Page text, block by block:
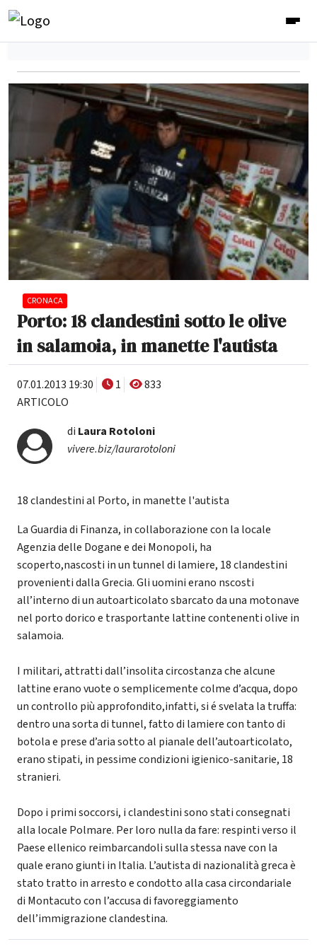
CRONACA
Porto: 18 clandestini sotto le olive
in salamoia, in manette l'autista
07.01.2013 19:30 1
833
ARTICOLO
di Laura Rotoloni
vivere.biz/laurarotoloni
18 clandestini al Porto, in manette l'autista
La Guardia di Finanza, in collaborazione con la locale
Agenzia delle Dogane e dei Monopoli, ha
scoperto,nascosti in un tunnel di lamiere, 18 clandestini
provenienti dalla Grecia. Gli uomini erano nscosti
all’interno di un autoarticolato sbarcato da una motonave
nel porto dorico e trasportante lattine contenenti olive in
salamoia.
I militari, attratti dall’insolita circostanza che alcune
lattine erano vuote o semplicemente colme d’acqua, dopo
un controllo più approfondito,infatti, si é svelata la truffa:
dentro una sorta di tunnel, fatto di lamiere con tanto di
botola e prese d’aria sotto al pianale dell’autoarticolato,
erano stipati, in pessime condizioni igienico-sanitarie, 18
stranieri.
Dopo i primi soccorsi, i clandestini sono stati consegnati
alla locale Polmare. Per loro nulla da fare: respinti verso il
Paese ellenico reimbarcandoli sulla stessa nave con la
quale erano giunti in Italia. L’autista di nazionalità greca è
stato tratto in arresto e condotto alla casa circondariale
di Montacuto con l’accusa di favoreggiamento
dell’immigrazione clandestina.